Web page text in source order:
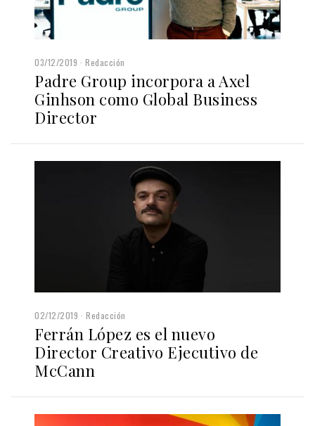
03/12/2019 Redacción
Padre Group incorpora a Axel
Ginhson como Global Business
Director
02/12/2019 Redacción
Ferrán López es el nuevo
Director Creativo Ejecutivo de
McCann